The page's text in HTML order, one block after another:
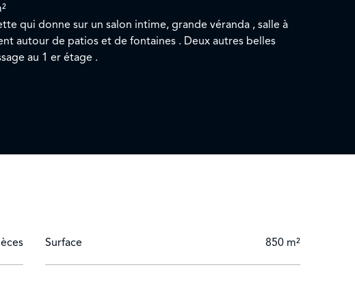
qui donne sur un salon intime, grande véranda , salle à
une salle de massage au 1 er étage .
Surface 850 m²